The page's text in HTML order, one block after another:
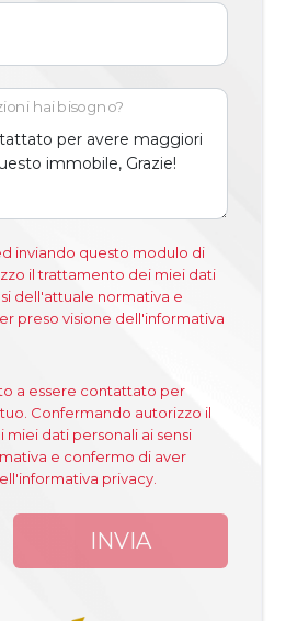
hai bisogno?
inviando questo modulo di
il trattamento dei miei dati
dell'attuale normativa e
preso visione dell'informativa
a essere contattato per
Confermando autorizzo il
dati personali ai sensi
e confermo di aver
privacy.
INVIA